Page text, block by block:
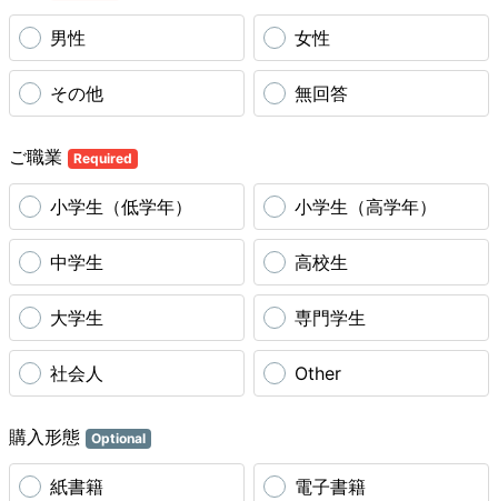
男性 女性
その他 無回答
ご職業 Required
小学生（低学年） 小学生（高学年）
中学生 高校生
大学生 専門学生
社会人 Other
購入形態 Optional
紙書籍 電子書籍